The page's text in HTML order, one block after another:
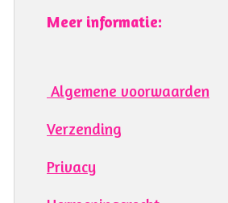
Meer informatie:
Algemene voorwaarden
Verzending
Privacy